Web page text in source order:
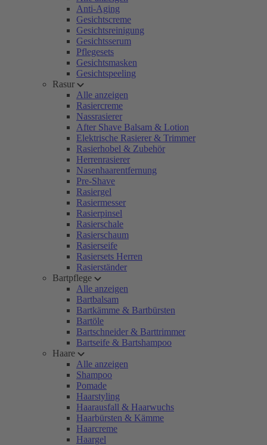
Anti-Aging
Gesichtscreme
Gesichtsreinigung
Gesichtsserum
Pflegesets
Gesichtsmasken
Gesichtspeeling
Rasur
Alle anzeigen
Rasiercreme
Nassrasierer
After Shave Balsam & Lotion
Elektrische Rasierer & Trimmer
Rasierhobel & Zubehör
Herrenrasierer
Nasenhaarentfernung
Pre-Shave
Rasiergel
Rasiermesser
Rasierpinsel
Rasierschale
Rasierschaum
Rasierseife
Rasiersets Herren
Rasierständer
Bartpflege
Alle anzeigen
Bartbalsam
Bartkämme & Bartbürsten
Bartöle
Bartschneider & Barttrimmer
Bartseife & Bartshampoo
Haare
Alle anzeigen
Shampoo
Pomade
Haarstyling
Haarausfall & Haarwuchs
Haarbürsten & Kämme
Haarcreme
Haargel